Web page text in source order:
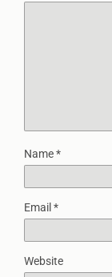
Name*
Email *
Website